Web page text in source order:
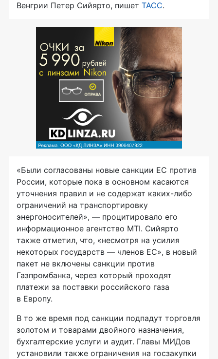
Венгрии Петер Сийярто, пишет ТАСС.
«Были согласованы новые санкции ЕС против
России, которые пока в основном касаются
уточнения правил и не содержат каких-либо
ограничений на транспортировку
энергоносителей», — процитировало его
информационное агентство MTI. Сийярто
также отметил, что, «несмотря на усилия
некоторых государств — членов ЕС», в новый
пакет не включены санкции против
Газпромбанка, через который проходят
платежи за поставки российского газа
в Европу.
В то же время под санкции подпадут торговля
золотом и товарами двойного назначения,
бухгалтерские услуги и аудит. Главы МИДов
установили также ограничения на госзакупки